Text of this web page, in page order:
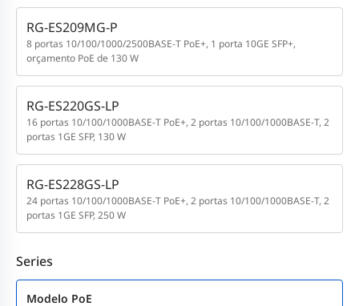
RG-ES209MG-P
8 portas 10/100/1000/2500BASE-T PoE+, 1 porta 10GE SFP+,
orçamento PoE de 130 W
RG-ES220GS-LP
16 portas 10/100/1000BASE-T PoE+, 2 portas 10/100/1000BASE-T, 2
portas 1GE SFP, 130 W
RG-ES228GS-LP
24 portas 10/100/1000BASE-T PoE+, 2 portas 10/100/1000BASE-T, 2
portas 1GE SFP, 250 W
Series
Modelo PoE